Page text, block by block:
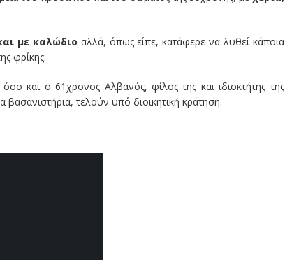
με καλώδιο αλλά, όπως είπε, κατάφερε να λυθεί κάποια
φρίκης.
και ο 61χρονος Αλβανός, φίλος της και ιδιοκτήτης της
βασανιστήρια, τελούν υπό διοικητική κράτηση.